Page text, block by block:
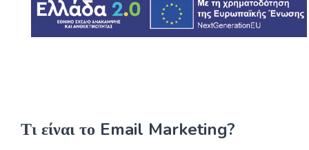
Τι είναι το Email Marketing?